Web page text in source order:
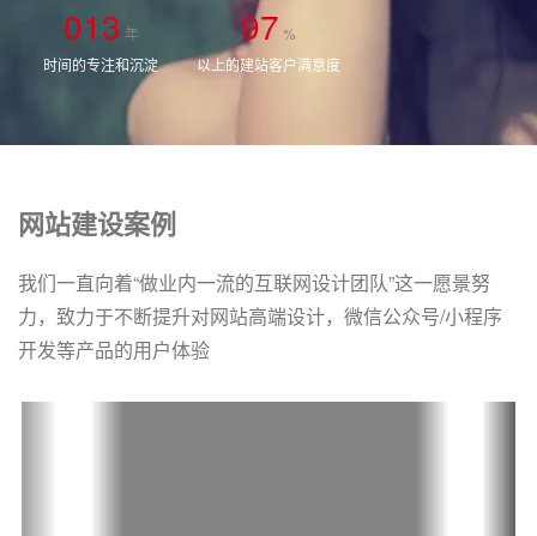
013 年
时间的专注和沉淀
97 %
以上的建站客户满意度
网站建设案例
我们一直向着“做业内一流的互联网设计团队”这一愿景努
力，致力于不断提升对网站高端设计，微信公众号/小程序
开发等产品的用户体验